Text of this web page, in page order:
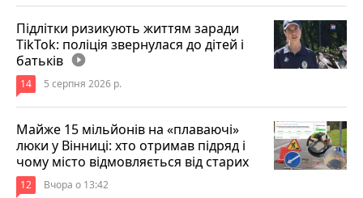
Підлітки ризикують життям заради
TikTok: поліція звернулася до дітей і
батьків play_circle_filled
14 5 серпня 2026 р.
Майже 15 мільйонів на «плаваючі»
люки у Вінниці: хто отримав підряд і
чому місто відмовляється від старих
12 Вчора о 13:42